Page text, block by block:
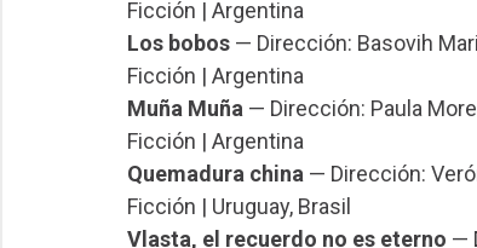
Ficción | Argentina
Los bobos— Dirección: Basovih
Ficción | Argentina
Muña Muña — Dirección: Paula
Ficción | Argentina
Quemadura china — Dirección:
Ficción | Uruguay, Brasil
Vlasta, el recuerdo no es eterno —